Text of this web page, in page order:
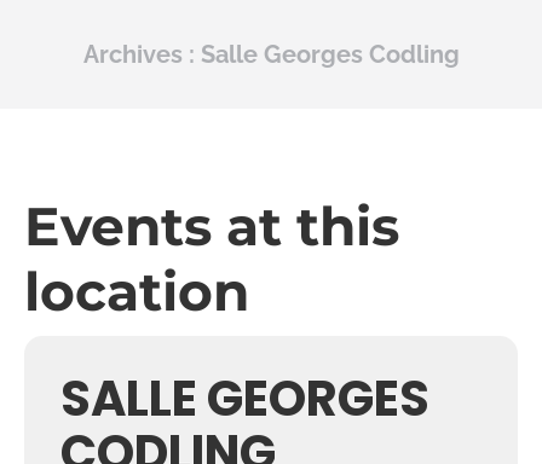
Archives : Salle Georges Codling
Events at this
location
SALLE GEORGES